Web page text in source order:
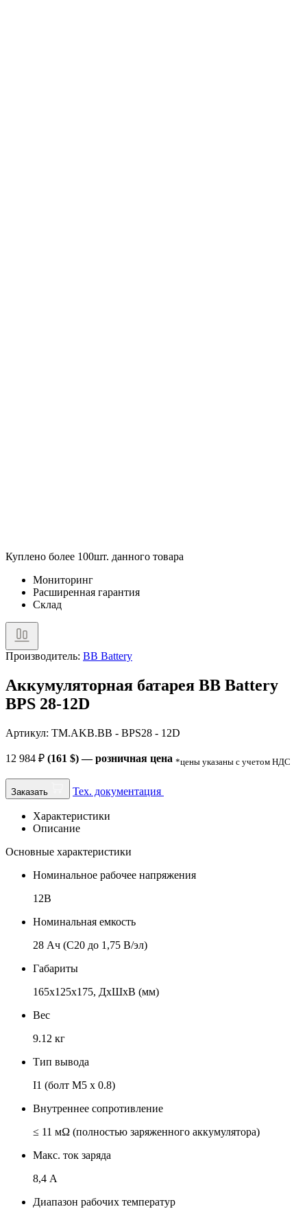
Куплено более 100шт. данного товара
Мониторинг
Расширенная гарантия
Склад
Производитель: BB Battery
Аккумуляторная батарея BB Battery
BPS 28-12D
Артикул: TM.AKB.BB - BPS28 - 12D
12 984 ₽ (161 $) — розничная цена *цены указаны с учетом НДС
Заказать Тех. документация
Характеристики
Описание
Основные характеристики
Номинальное рабочее напряжения
12В
Номинальная емкость
28 Ач (C20 до 1,75 В/эл)
Габариты
165x125x175, ДхШхВ (мм)
Вес
9.12 кг
Тип вывода
I1 (болт M5 x 0.8)
Внутреннее сопротивление
≤ 11 мΩ (полностью заряженного аккумулятора)
Макс. ток заряда
8,4 А
Диапазон рабочих температур